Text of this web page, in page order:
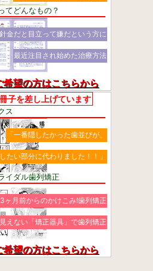
てどんなもの？
針金だと目立って嫌だという方に
最近注目され始めた治療方法
望の方はこちらから
子を差し上げています
ス
「一番隠したかった歯並びが、
たい部分に代わりました！！」
イダル歯列矯正
ヶ月前からのかけこみ!歯列矯正
見えない「矯正器具」で歯列矯正
望の方はこちらから